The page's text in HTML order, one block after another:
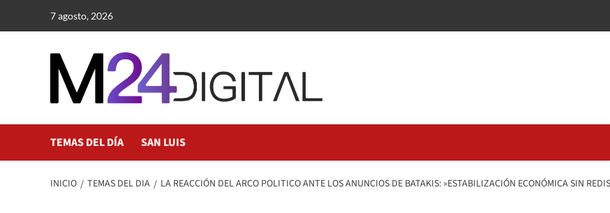
7 agosto, 2026
TEMAS DEL DÍA SAN LUIS
INICIO TEMAS DEL DIA LA REACCIÓN DEL ARCO POLITICO ANTE LOS ANUNCIOS DE BATAKIS: »ESTABILIZACIÓN ECONÓMICA SIN